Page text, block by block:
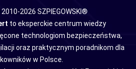
2026 SZPIEGOWSKI®
to eksperckie centrum wiedzy
technologiom bezpieczeństwa,
oraz praktycznym poradnikom dla
w Polsce.